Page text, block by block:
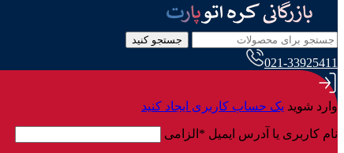
جستجو کنید
021-33925411
وارد شوید یک حساب کاربری ایجاد کنید
نام کاربری یا آدرس ایمیل * الزامی